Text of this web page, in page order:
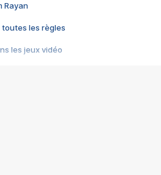
Rayan
toutes les règles
les jeux vidéo